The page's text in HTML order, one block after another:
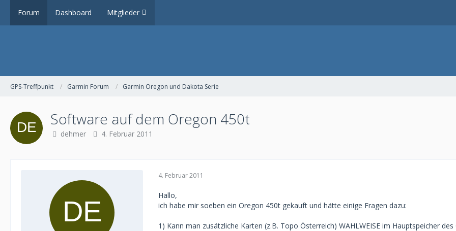
Forum Dashboard Mitglieder
GPS-Treffpunkt Garmin Forum Garmin Oregon und Dakota Serie
Software auf dem Oregon 450t
dehmer 4. Februar 2011
4. Februar 2011
Hallo,
ich habe mir soeben ein Oregon 450t gekauft und hätte einige Fragen dazu:
1) Kann man zusätzliche Karten (z.B. Topo Österreich) WAHLWEISE im Hauptspeicher